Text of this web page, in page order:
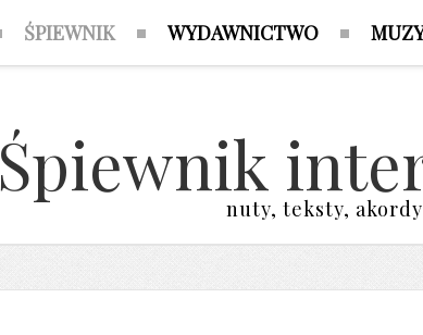
ŚPIEWNIK WYDAWNICTWO
Śpiewnik
nuty, teksty, akordy